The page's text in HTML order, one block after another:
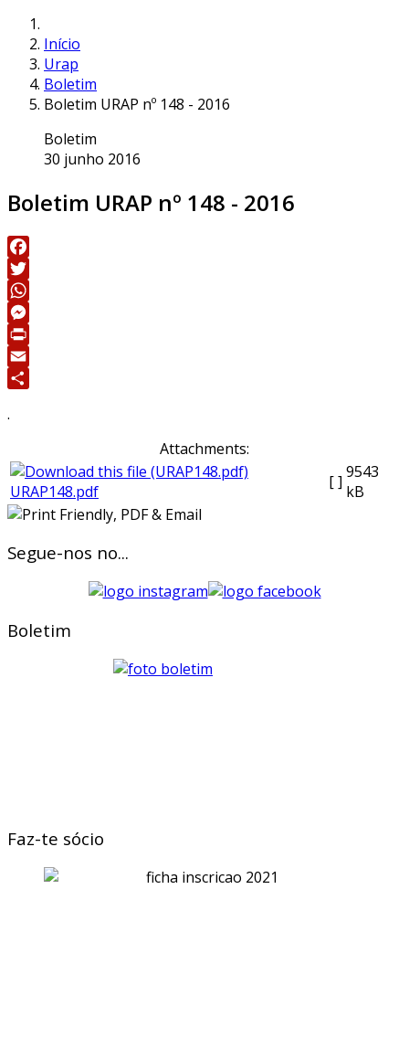
Início
Urap
Boletim
Boletim URAP nº 148 - 2016
Boletim
30 junho 2016
Boletim URAP nº 148 - 2016
Facebook
Twitter
WhatsApp
Messenger
Print
Email
.
Attachments:
URAP148.pdf [ ] 9543
kB
Segue-nos no...
Boletim
Faz-te sócio